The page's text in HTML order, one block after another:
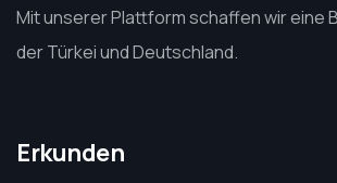
Mit unserer Plattform schaffen wir eine
der Türkei und Deutschland.
Erkunden